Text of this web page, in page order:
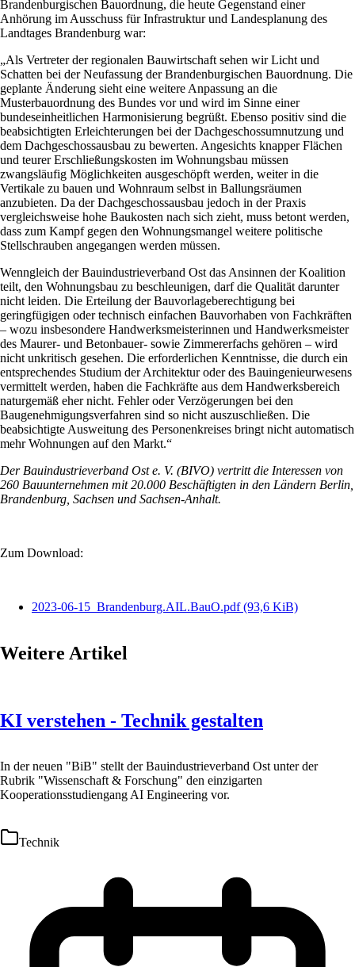
Brandenburgischen Bauordnung, die heute Gegenstand einer
Anhörung im Ausschuss für Infrastruktur und Landesplanung des
Landtages Brandenburg war:
„Als Vertreter der regionalen Bauwirtschaft sehen wir Licht und
Schatten bei der Neufassung der Brandenburgischen Bauordnung. Die
geplante Änderung sieht eine weitere Anpassung an die
Musterbauordnung des Bundes vor und wird im Sinne einer
bundeseinheitlichen Harmonisierung begrüßt. Ebenso positiv sind die
beabsichtigten Erleichterungen bei der Dachgeschossumnutzung und
dem Dachgeschossausbau zu bewerten. Angesichts knapper Flächen
und teurer Erschließungskosten im Wohnungsbau müssen
zwangsläufig Möglichkeiten ausgeschöpft werden, weiter in die
Vertikale zu bauen und Wohnraum selbst in Ballungsräumen
anzubieten. Da der Dachgeschossausbau jedoch in der Praxis
vergleichsweise hohe Baukosten nach sich zieht, muss betont werden,
dass zum Kampf gegen den Wohnungsmangel weitere politische
Stellschrauben angegangen werden müssen.
Wenngleich der Bauindustrieverband Ost das Ansinnen der Koalition
teilt, den Wohnungsbau zu beschleunigen, darf die Qualität darunter
nicht leiden. Die Erteilung der Bauvorlageberechtigung bei
geringfügigen oder technisch einfachen Bauvorhaben von Fachkräften
– wozu insbesondere Handwerksmeisterinnen und Handwerksmeister
des Maurer- und Betonbauer- sowie Zimmererfachs gehören – wird
nicht unkritisch gesehen. Die erforderlichen Kenntnisse, die durch ein
entsprechendes Studium der Architektur oder des Bauingenieurwesens
vermittelt werden, haben die Fachkräfte aus dem Handwerksbereich
naturgemäß eher nicht. Fehler oder Verzögerungen bei den
Baugenehmigungsverfahren sind so nicht auszuschließen. Die
beabsichtigte Ausweitung des Personenkreises bringt nicht automatisch
mehr Wohnungen auf den Markt.“
Der Bauindustrieverband Ost e. V. (BIVO) vertritt die Interessen von
260 Bauunternehmen mit 20.000 Beschäftigten in den Ländern Berlin,
Brandenburg, Sachsen und Sachsen-Anhalt.
Zum Download:
2023-06-15_Brandenburg.AIL.BauO.pdf(93,6 KiB)
Weitere Artikel
KI verstehen - Technik gestalten
In der neuen "BiB" stellt der Bauindustrieverband Ost unter der
Rubrik "Wissenschaft & Forschung" den einzigarten
Kooperationsstudiengang AI Engineering vor.
Technik